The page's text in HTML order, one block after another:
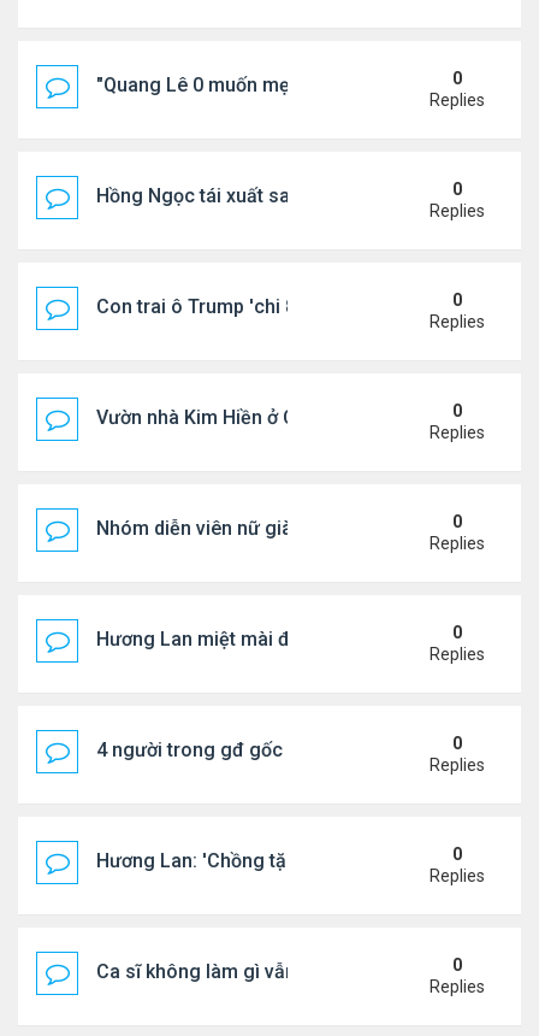
"Quang Lê 0 muốn mẹ thua kém người khác"
0
Replies
Hồng Ngọc tái xuất sau nhiều năm ở ẩn
0
Replies
Con trai ô Trump 'chi 8.5 triệu để xóa ràng buộc
0
Replies
Vườn nhà Kim Hiền ở California
0
Replies
Nhóm diễn viên nữ giàu nhất thế giới
0
Replies
Hương Lan miệt mài đi hát ở tuổi 70
0
Replies
4 người trong gđ gốc Việt thiệt mạng vì tai nạn xe
0
Replies
Hương Lan: 'Chồng tặng tôi khu vườn tình yêu'
0
Replies
Ca sĩ không làm gì vẫn kiếm được 400 triệu đồng/
0
Replies